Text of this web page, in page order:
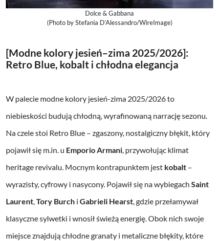
Dolce & Gabbana
(Photo by Stefania D’Alessandro/WireImage)
[Modne kolory jesień–zima 2025/2026]:
Retro Blue, kobalt i chłodna elegancja
W palecie modne kolory jesień-zima 2025/2026 to
niebieskości budują chłodną, wyrafinowaną narrację sezonu.
Na czele stoi Retro Blue – zgaszony, nostalgiczny błękit, który
pojawił się m.in. u Emporio Armani, przywołując klimat
heritage revivalu. Mocnym kontrapunktem jest kobalt –
wyrazisty, cyfrowy i nasycony. Pojawił się na wybiegach Saint
Laurent,Tory Burch i Gabrieli Hearst, gdzie przełamywał
klasyczne sylwetki i wnosił świeżą energię. Obok nich swoje
miejsce znajdują chłodne granaty i metaliczne błękity, które